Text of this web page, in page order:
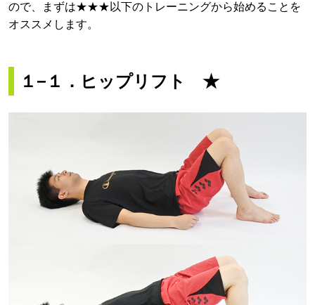
ので、まずは★★★以下のトレーニングから始めることを
オススメします。
１−１．ヒップリフト ★